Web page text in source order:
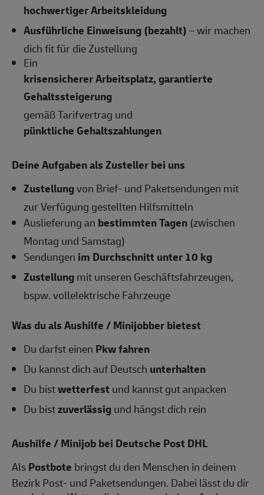
hochwertiger Arbeitskleidung
Ausführliche Einweisung (bezahlt)– wir machen
dich fit für die Zustellung
Ein
krisensicherer Arbeitsplatz, garantierte
Gehaltssteigerung
gemäß Tarifvertrag und
pünktliche Gehaltszahlungen
Deine Aufgaben als Zusteller bei uns
Zustellungvon Brief- und Paketsendungen mit
zur Verfügung gestellten Hilfsmitteln
Auslieferung an bestimmten Tagen (zwischen
Montag und Samstag)
Sendungen im Durchschnitt unter 10 kg
Zustellungmit unseren Geschäftsfahrzeugen,
bspw. vollelektrische Fahrzeuge
Was du als Aushilfe / Minijobber bietest
Du darfst einen Pkw fahren
Du kannst dich auf Deutsch unterhalten
Du bistwetterfest und kannst gut anpacken
Du bistzuverlässigund hängst dich rein
Aushilfe / Minijob bei Deutsche Post DHL
AlsPostbote bringst du den Menschen in deinem
Bezirk Post- und Paketsendungen. Dabei lässt du dir